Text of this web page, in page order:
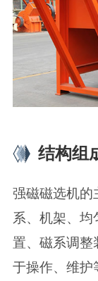
结构组
强磁磁选机的
系、机架、
置、磁系调整
于操作、维护